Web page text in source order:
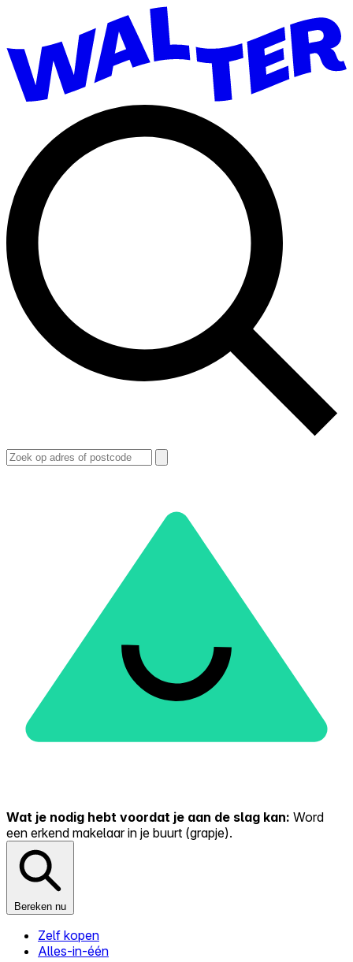
Wat je nodig hebt voordat je aan de slag kan: Word
een erkend makelaar in je buurt (grapje).
Bereken nu
Zelf kopen
Alles-in-één